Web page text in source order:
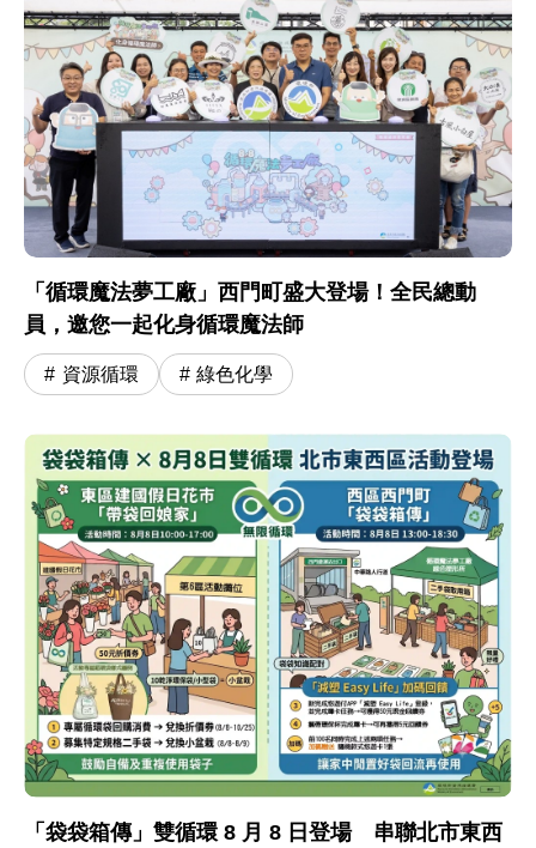
「循環魔法夢工廠」西門町盛大登場！全民總動
員，邀您一起化身循環魔法師
資源循環 綠色化學
「袋袋箱傳」雙循環 8 月 8 日登場 串聯北市東西